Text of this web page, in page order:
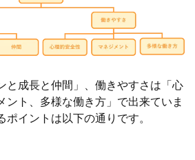
と成長と仲間」、働きやすさは「心
ント、多様な働き方」で出来ていま
イントは以下の通りです。